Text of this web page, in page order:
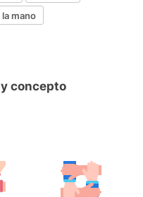
mano
concepto